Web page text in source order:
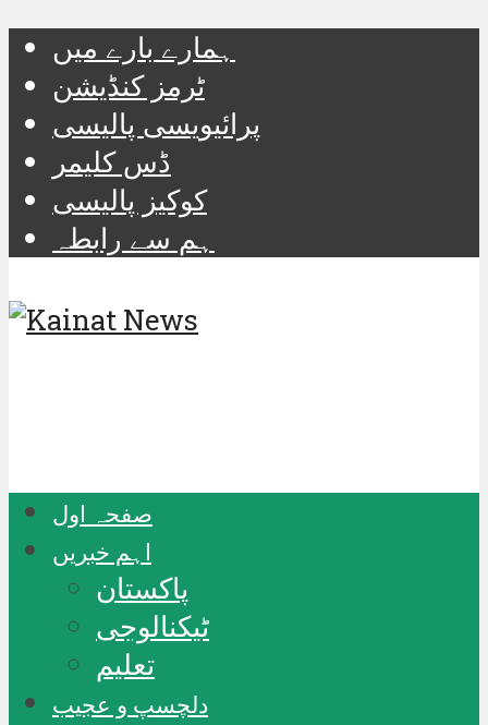
ہمارے بارے میں
ٹرمز کنڈیشن
پرائیویسی پالیسی
ڈس کلیمر
کوکیز پالیسی
ہم سے رابطہ
صفحہ اول
اہم خبریں
پاکستان
ٹیکنالوجی
تعلیم
دلچسپ و عجیب